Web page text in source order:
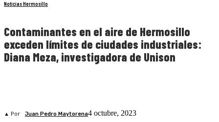
Noticias Hermosillo
Contaminantes en el aire de Hermosillo
exceden límites de ciudades industriales:
Diana Meza, investigadora de Unison
▲ Por Juan Pedro Maytorena4 octubre, 2023